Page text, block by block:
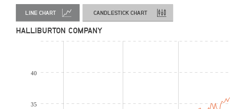
LINE CHART CANDLESTICK CHART
HALLIBURTON COMPANY
35
40